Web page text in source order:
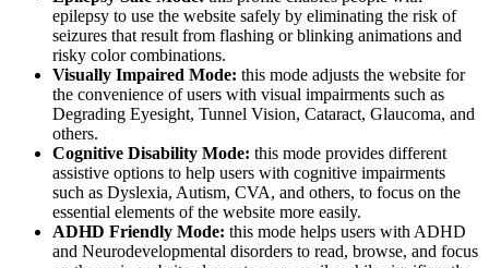
epilepsy to use the website safely by eliminating the risk of
seizures that result from flashing or blinking animations and
risky color combinations.
Visually Impaired Mode: this mode adjusts the website for
the convenience of users with visual impairments such as
Degrading Eyesight, Tunnel Vision, Cataract, Glaucoma, and
others.
Cognitive Disability Mode: this mode provides different
assistive options to help users with cognitive impairments
such as Dyslexia, Autism, CVA, and others, to focus on the
essential elements of the website more easily.
ADHD Friendly Mode: this mode helps users with ADHD
and Neurodevelopmental disorders to read, browse, and focus